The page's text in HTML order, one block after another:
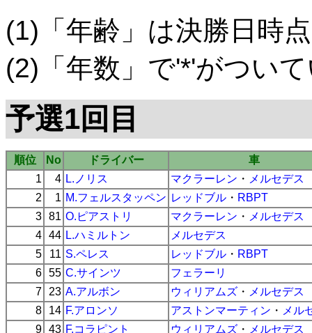
(1)「年齢」は決勝日時点
(2)「年数」で'*'がつい
予選1回目
順位 No ドライバー
車
1
4 L.ノリス マクラーレン ・ メルセデス
2
1 M.フェルスタッペン レッドブル ・ RBPT
3 81 O.ピアストリ マクラーレン ・ メルセデス
4 44 L.ハミルトン
メルセデス
5
11 S.ペレス レッドブル ・ RBPT
6 55 C.サインツ
フェラーリ
7
23 A.アルボン ウィリアムズ ・ メルセデス
8
14 F.アロンソ アストンマーティン ・ メル
9 43 F.コラピント ウィリアムズ ・ メルセデス